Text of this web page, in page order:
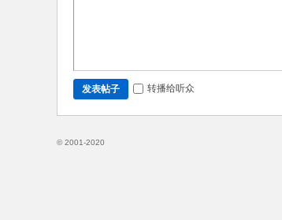
发表帖子 转播给听众
© 2001-2020